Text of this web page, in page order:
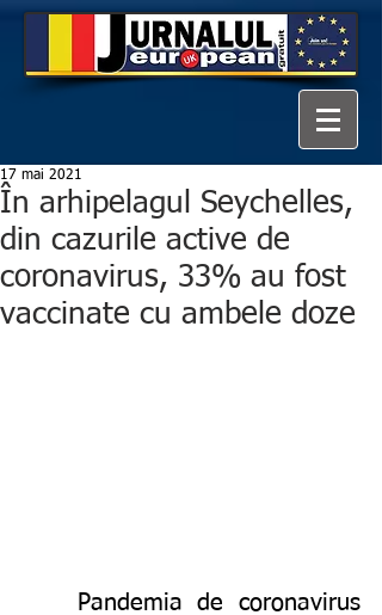
În arhipelagul Seychelles,
din cazurile active de
coronavirus, 33% au fost
vaccinate cu ambele doze
17 mai 2021